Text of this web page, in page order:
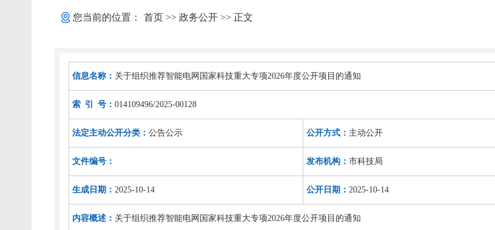
您当前的位置： 首页>> 政务公开>> 正文
信息名称： 关于组织推荐智能电网国家科技重大专项2026年度公开项目的通知
索 引 号： 014109496/2025-00128
法定主动公开分类： 公告公示 公开方式： 主动公开
文件编号： 发布机构： 市科技局
生成日期： 2025-10-14 公开日期： 2025-10-14
内容概述： 关于组织推荐智能电网国家科技重大专项2026年度公开项目的通知